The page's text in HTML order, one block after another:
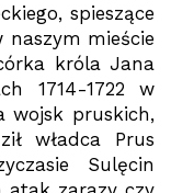
spieszące
naszym mieście
króla Jana
1714-1722 w
wojsk pruskich,
władca Prus
Sulęcin